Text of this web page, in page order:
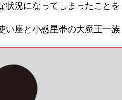
状況になってしまったことを
い座と小惑星帯の大魔王一族